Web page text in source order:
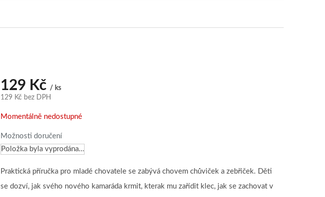
129 Kč / ks
129 Kč bez DPH
cena:
Momentálně nedostupné
Možnosti doručení
Položka byla vyprodána…
Praktická příručka pro mladé chovatele se zabývá chovem chůviček a zebřiček. Děti
se dozví, jak svého nového kamaráda krmit, kterak mu zařídit klec, jak se zachovat v